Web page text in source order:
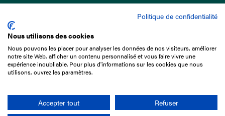
15 Boulevard de Douaumont
75017 Paris
01 49 10 20 29
Rechercher
Politique de confidentialité
Nous utilisons des cookies
Nous pouvons les placer pour analyser les données de nos visiteurs, améliorer
notre site Web, afficher un contenu personnalisé et vous faire vivre une
expérience inoubliable. Pour plus d'informations sur les cookies que nous
utilisons, ouvrez les paramètres.
Accepter tout
Refuser